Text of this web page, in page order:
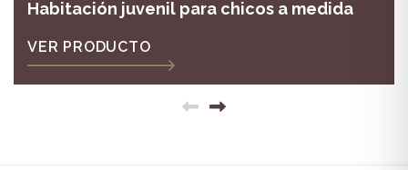
Habitación juvenil para chicos a medida
VER PRODUCTO